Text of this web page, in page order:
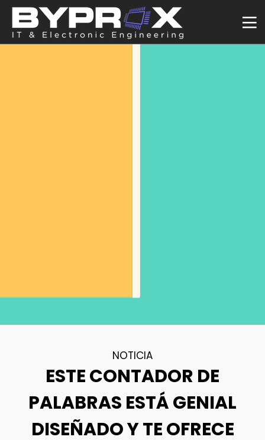
NOTICIA
ESTE CONTADOR DE
PALABRAS ESTÁ GENIAL
DISEÑADO Y TE OFRECE